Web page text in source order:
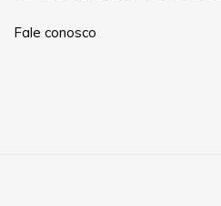
Fale conosco